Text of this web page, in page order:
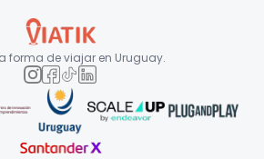
forma de viajar en Uruguay.